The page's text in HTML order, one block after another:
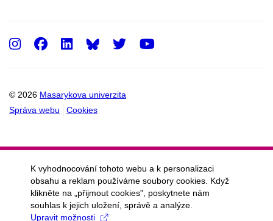
© 2026 Masarykova univerzita
Správa webu
Cookies
Instagram
Facebook
LinkedInTwitter
K vyhodnocování tohoto webu a k personalizaci
obsahu a reklam používáme soubory cookies. Když
klikněte na „přijmout cookies", poskytnete nám
souhlas k jejich uložení, správě a analýze.
Upravit možnosti